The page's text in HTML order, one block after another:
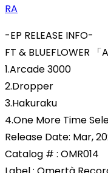
RA
-EP RELEASE INFO-
FT & BLUEFLOWER
1.Arcade 3000
2.Dropper
3.Hakuraku
4.One More Time
Release Date: Mar,
Catalog # : OMR014